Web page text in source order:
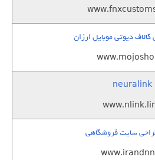
دیوتی موبایل ارزان
neuralink
سایت فروشگاهی